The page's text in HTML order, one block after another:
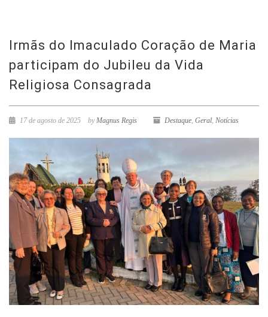
Irmãs do Imaculado Coração de Maria
participam do Jubileu da Vida
Religiosa Consagrada
17 de agosto de 2025 byMagnus Regis Destaque, Geral, Notícias